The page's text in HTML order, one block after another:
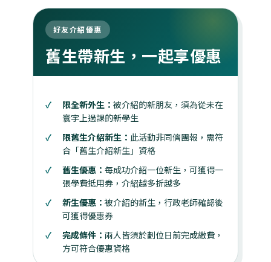
好友介紹優惠
舊生帶新生，一起享優惠
限全新外生：被介紹的新朋友，須為從未在
寰宇上過課的新學生
限舊生介紹新生： 此活動非同儕團報，需符
合「舊生介紹新生」資格
舊生優惠： 每成功介紹一位新生，可獲得一
張學費抵用券，介紹越多折越多
新生優惠：被介紹的新生，行政老師確認後
可獲得優惠券
完成條件： 兩人皆須於劃位日前完成繳費，
方可符合優惠資格